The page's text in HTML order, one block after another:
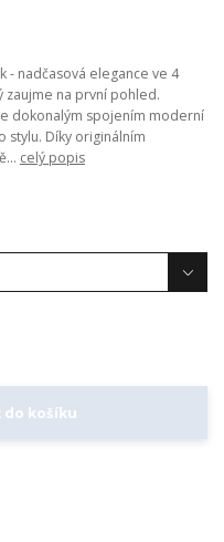
- nadčasová elegance ve 4
zaujme na první pohled.
dokonalým spojením moderní
stylu. Díky originálním
celý popis
do košíku